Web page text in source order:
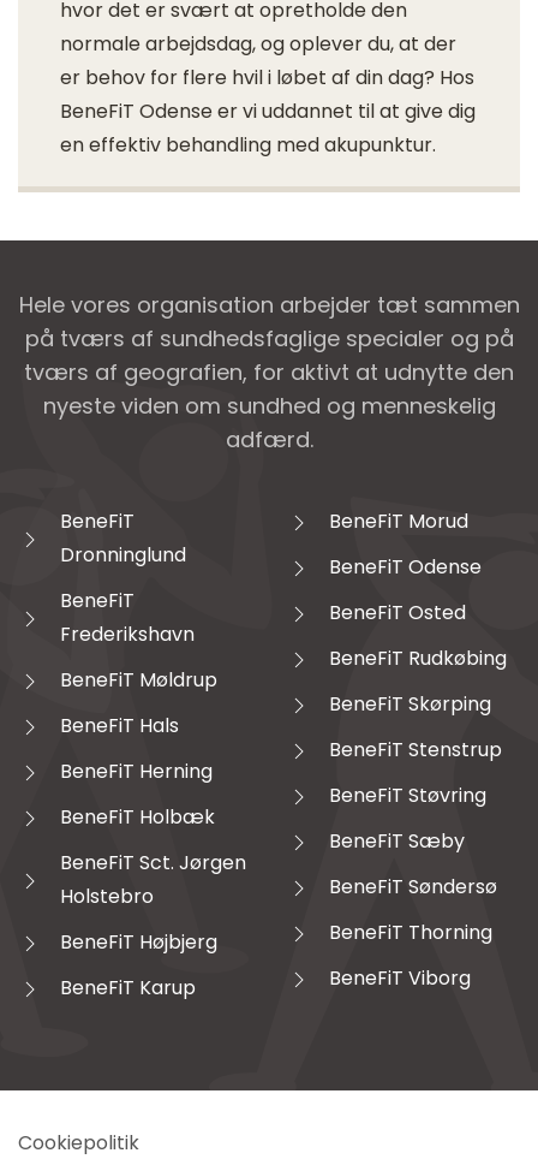
hvor det er svært at opretholde den
normale arbejdsdag, og oplever du, at der
er behov for flere hvil i løbet af din dag? Hos
BeneFiT Odense er vi uddannet til at give dig
en effektiv behandling med akupunktur.
Hele vores organisation arbejder tæt sammen
på tværs af sundhedsfaglige specialer og på
tværs af geografien, for aktivt at udnytte den
nyeste viden om sundhed og menneskelig
adfærd.
BeneFiT
Dronninglund
BeneFiT
Frederikshavn
BeneFiT Møldrup
BeneFiT Hals
BeneFiT Herning
BeneFiT Holbæk
BeneFiT Sct. Jørgen
Holstebro
BeneFiT Højbjerg
BeneFiT Karup
BeneFiT Morud
BeneFiT Odense
BeneFiT Osted
BeneFiT Rudkøbing
BeneFiT Skørping
BeneFiT Stenstrup
BeneFiT Støvring
BeneFiT Sæby
BeneFiT Søndersø
BeneFiT Thorning
BeneFiT Viborg
Cookiepolitik